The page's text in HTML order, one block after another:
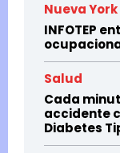
Nueva York
INFOTEP
Salud
Cada
accidente
Diabetes